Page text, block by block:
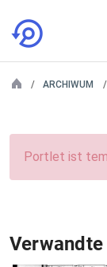
ARCHIWUM
Portlet ist